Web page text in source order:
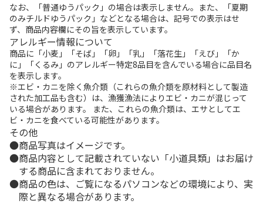
なお、「普通ゆうパック」の場合は表示しません。また、「夏期
のみチルドゆうパック」などとなる場合は、記号での表示はせ
ず、商品内容欄にその旨を表示しています。
アレルギー情報について
商品に「小麦」「そば」「卵」「乳」「落花生」「えび」「か
に」「くるみ」のアレルギー特定8品目を含んでいる場合に品目名
を表示します。
※エビ・カニを除く魚介類（これらの魚介類を原材料として製造
された加工品も含む）は、漁獲漁法によりエビ・カニが混じって
いる場合があります。 また、これらの魚介類は、エサとしてエ
ビ・カニを食べている可能性があります。
その他
商品写真はイメージです。
商品内容として記載されていない「小道具類」はお届け
する商品に含まれておりません。
商品の色は、ご覧になるパソコンなどの環境により、実
際と異なる場合があります。